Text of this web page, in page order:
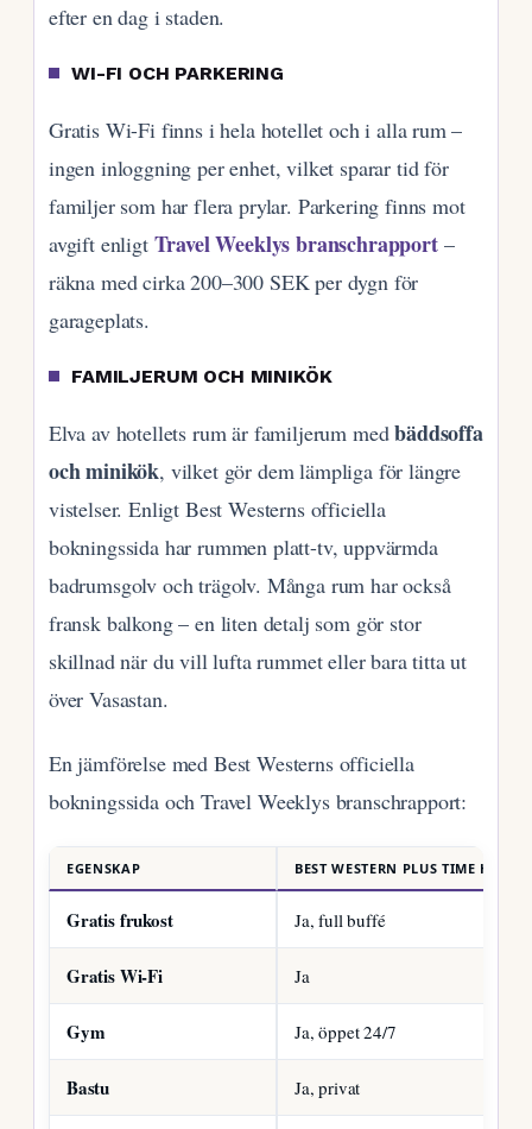
efter en dag i staden.
WI-FI OCH PARKERING
Gratis Wi-Fi finns i hela hotellet och i alla rum –
ingen inloggning per enhet, vilket sparar tid för
familjer som har flera prylar. Parkering finns mot
avgift enligt Travel Weeklys branschrapport–
räkna med cirka 200–300 SEK per dygn för
garageplats.
FAMILJERUM OCH MINIKÖK
Elva av hotellets rum är familjerum medbäddsoffa
och minikök, vilket gör dem lämpliga för längre
vistelser. Enligt Best Westerns officiella
bokningssida har rummen platt-tv, uppvärmda
badrumsgolv och trägolv. Många rum har också
fransk balkong – en liten detalj som gör stor
skillnad när du vill lufta rummet eller bara titta ut
över Vasastan.
En jämförelse med Best Westerns officiella
bokningssida och Travel Weeklys branschrapport:
EGENSKAP BEST WESTERN PLUS TIME HOTEL
Gratis frukost Ja, full buffé
Gratis Wi-Fi Ja
Gym Ja, öppet 24/7
Bastu Ja, privat